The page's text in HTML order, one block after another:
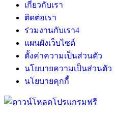
เกี่ยวกับเรา
ติดต่อเรา
ร่วมงานกับเรา4
แผนผังเว็บไซต์
ตั้งค่าความเป็นส่วนตัว
นโยบายความเป็นส่วนตัว
นโยบายคุกกี้